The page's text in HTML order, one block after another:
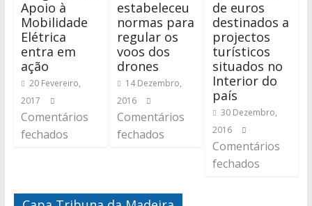
Apoio à
Mobilidade
Elétrica
entra em
ação
20 Fevereiro,
2017
Comentários
fechados
estabeleceu
normas para
regular os
voos dos
drones
14 Dezembro,
2016
Comentários
fechados
de euros
destinados a
projectos
turísticos
situados no
Interior do
país
30 Dezembro,
2016
Comentários
fechados